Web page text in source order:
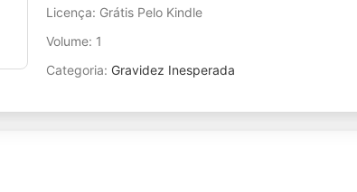
Licença: Grátis Pelo Kindle
Volume: 1
Categoria: Gravidez Inesperada